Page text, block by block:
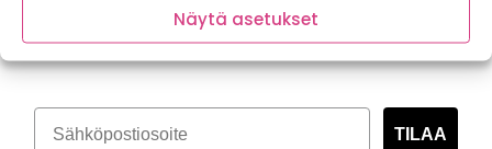
Näytä asetukset
Tilaa kasvispitoinen uutiskirje
TILAA